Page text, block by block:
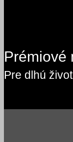
Prémiové
Pre dlhú